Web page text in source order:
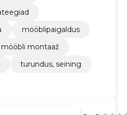
mööblipaigaldus
mööbli montaaž
turundus, seining